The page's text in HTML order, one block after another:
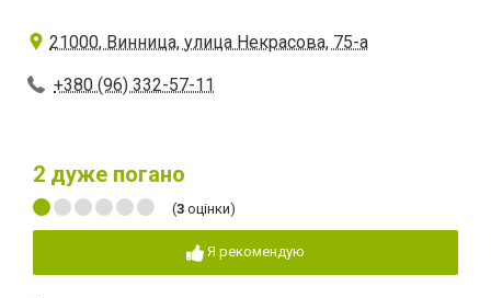
21000, Винница, улица Некрасова, 75-а
+380 (96) 332-57-11
2 дуже погано
(3 оцінки)
Я рекомендую